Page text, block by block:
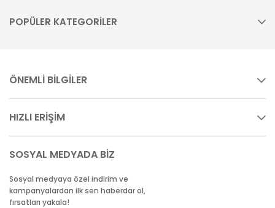
POPÜLER KATEGORİLER
ÖNEMLİ BİLGİLER
HIZLI ERİŞİM
SOSYAL MEDYADA BİZ
Sosyal medyaya özel indirim ve
kampanyalardan ilk sen haberdar ol,
fırsatları yakala!